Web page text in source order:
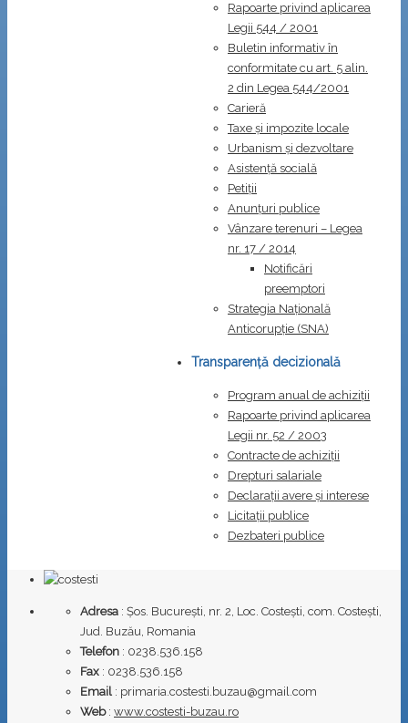
Rapoarte privind aplicarea
Legii 544 / 2001
Buletin informativ în
conformitate cu art. 5 alin.
2 din Legea 544/2001
Carieră
Taxe și impozite locale
Urbanism și dezvoltare
Asistență socială
Petiții
Anunțuri publice
Vânzare terenuri – Legea
nr. 17 / 2014
Notificări
preemptori
Strategia Naţională
Anticorupţie (SNA)
Transparență decizională
Program anual de achiziții
Rapoarte privind aplicarea
Legii nr. 52 / 2003
Contracte de achiziții
Drepturi salariale
Declarații avere și interese
Licitații publice
Dezbateri publice
Adresa : Șos. București, nr. 2, Loc. Costești, com. Costești,
Jud. Buzău, Romania
Telefon : 0238.536.158
Fax : 0238.536.158
Email : primaria.costesti.buzau@gmail.com
Web: www.costesti-buzau.ro